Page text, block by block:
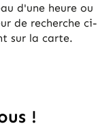
d'une heure ou
de recherche ci-
sur la carte.
!